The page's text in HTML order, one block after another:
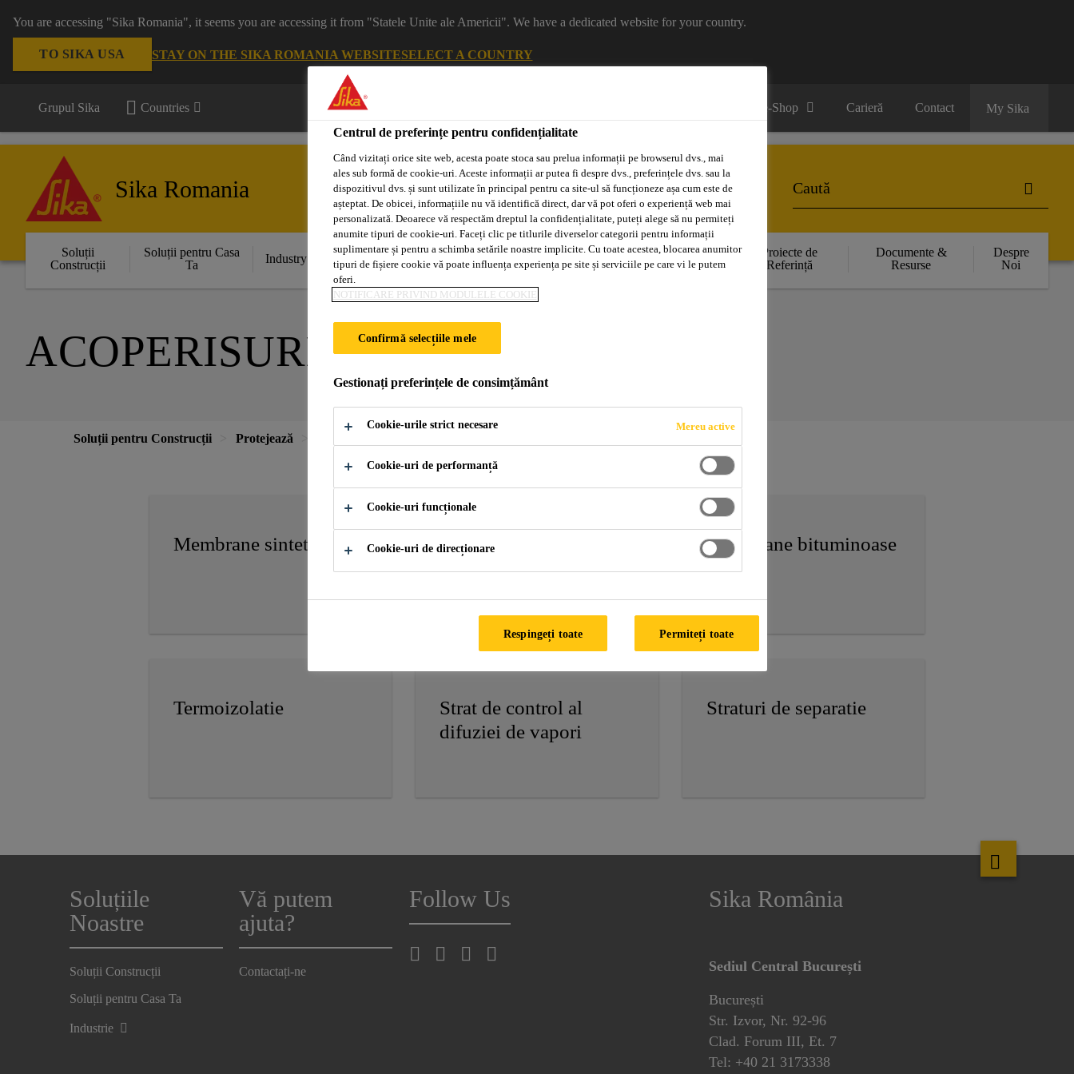
You are accessing "Sika Romania", it seems you are accessing it from "Statele Unite ale Americii". We have a dedicated website for your country.
TO SIKA USA STAY ON THE SIKA ROMANIA WEBSITESELECT A COUNTRY
Grupul Sika Countries B2B e-Shop Carieră Contact My Sika
Sika Romania
Soluții
Construcții
Soluții pentru Casa
Ta
Industry
Sisteme
Adeplast
Distribuitori/Aplicatori
Autorizați
Tehnologia
Purform®
Proiecte de
Referință
Documente &
Resurse
Despre
Noi
ACOPERISURI
Soluții pentru Construcții Protejează
Membrane sintetice Membrane lichide Membrane bituminoase
Termoizolatie
Strat de control al
difuziei de vapori
Straturi de separatie
Soluțiile
Noastre
Soluții Construcții
Soluții pentru Casa Ta
Industrie
Vă putem
ajuta?
Contactați-ne
Follow Us Sika România
Sediul Central București
București
Str. Izvor, Nr. 92-96
Clad. Forum III, Et. 7
Tel: +40 21 3173338
Centrul de preferințe pentru confidențialitate
Când vizitați orice site web, acesta poate stoca sau prelua informații pe browserul dvs., mai
ales sub formă de cookie-uri. Aceste informații ar putea fi despre dvs., preferințele dvs. sau la
dispozitivul dvs. și sunt utilizate în principal pentru ca site-ul să funcționeze așa cum este de
așteptat. De obicei, informațiile nu vă identifică direct, dar vă pot oferi o experiență web mai
personalizată. Deoarece vă respectăm dreptul la confidențialitate, puteți alege să nu permiteți
anumite tipuri de cookie-uri. Faceți clic pe titlurile diverselor categorii pentru informații
suplimentare și pentru a schimba setările noastre implicite. Cu toate acestea, blocarea anumitor
tipuri de fișiere cookie vă poate influența experiența pe site și serviciile pe care vi le putem
oferi.
NOTIFICARE PRIVIND MODULELE COOKIE
Confirmă selecțiile mele
Gestionați preferințele de consimțământ
Cookie-urile strict necesare Mereu active
Cookie-uri de performanță
Cookie-uri funcționale
Cookie-uri de direcționare
Respingeți toate Permiteți toate